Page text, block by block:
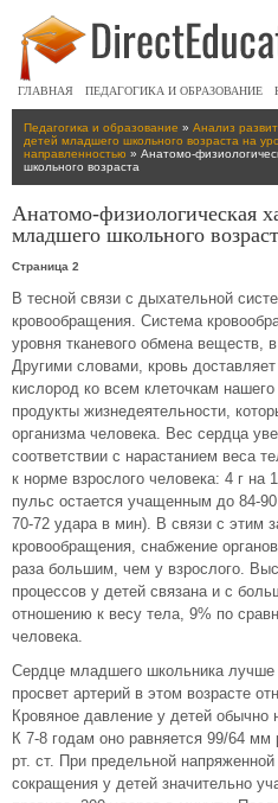
ГЛАВНАЯ ПЕДАГОГИКА И ОБРАЗОВАНИЕ
Педагогика и образование » Анализ
детей младшего школьного возраста на
направленностью » Анатомо-
школьного возраста
Анатомо-физиологическая
младшего школьного
Страница 2
В тесной связи с дыхательной
кровообращения. Система
уровня тканевого обмена веществ,
Другими словами, кровь
кислород ко всем клеточкам
продукты жизнедеятельности,
организма человека. Вес сердца
соответствии с нарастанием веса
к норме взрослого человека: 4 г на
пульс остается учащенным до 84-
70-72 удара в мин). В связи с этим
кровообращения, снабжение
раза большим, чем у взрослого.
процессов у детей связана и с
отношению к весу тела, 9% по
человека.
Сердце младшего школьника лучше
просвет артерий в этом возрасте
Кровяное давление у детей
К 7-8 годам оно равняется 99/64
рт. ст. При предельной
сокращения у детей значительно